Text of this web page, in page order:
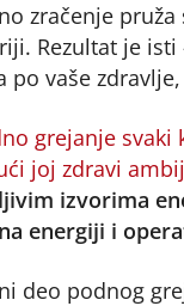
zračenje
Rezultat je isti
po vaše
grejanje svaki
joj zdravi
izvorima
energiji i
deo podnog